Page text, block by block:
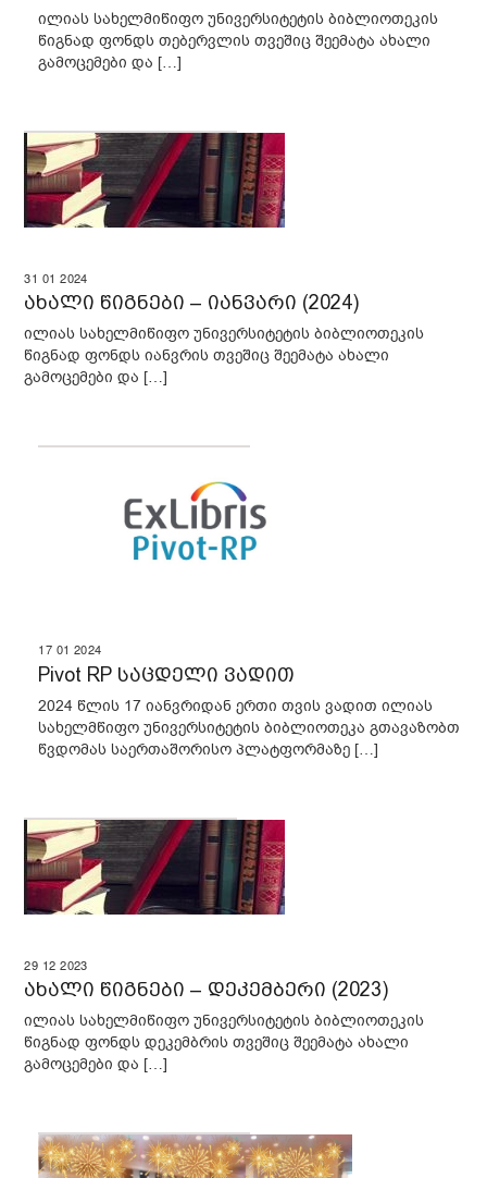
ილიას სახელმიწიფო უნივერსიტეტის ბიბლიოთეკის
წიგნად ფონდს თებერვლის თვეშიც შეემატა ახალი
გამოცემები და […]
31 01 2024
ახალი წიგნები – იანვარი (2024)
ილიას სახელმიწიფო უნივერსიტეტის ბიბლიოთეკის
წიგნად ფონდს იანვრის თვეშიც შეემატა ახალი
გამოცემები და […]
17 01 2024
Pivot RP საცდელი ვადით
2024 წლის 17 იანვრიდან ერთი თვის ვადით ილიას
სახელმწიფო უნივერსიტეტის ბიბლიოთეკა გთავაზობთ
წვდომას საერთაშორისო პლატფორმაზე […]
29 12 2023
ახალი წიგნები – დეკემბერი (2023)
ილიას სახელმიწიფო უნივერსიტეტის ბიბლიოთეკის
წიგნად ფონდს დეკემბრის თვეშიც შეემატა ახალი
გამოცემები და […]